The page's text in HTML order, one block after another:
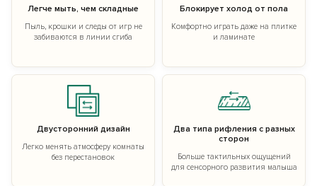
Легче мыть, чем складные
Пыль, крошки и следы от игр не
забиваются в линии сгиба
Блокирует холод от пола
Комфортно играть даже на плитке
и ламинате
Двусторонний дизайн
Легко менять атмосферу комнаты
без перестановок
Два типа рифления с разных
сторон
Больше тактильных ощущений
для сенсорного развития малыша